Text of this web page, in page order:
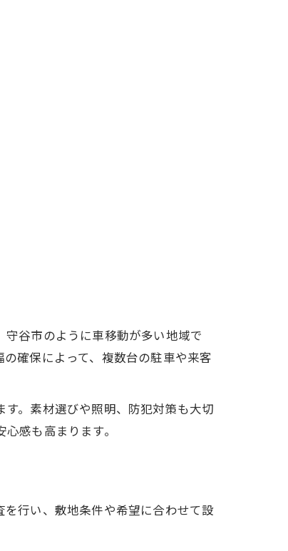
谷市のように車移動が多い地域で
確保によって、複数台の駐車や来客
。素材選びや照明、防犯対策も大切
感も高まります。
行い、敷地条件や希望に合わせて設